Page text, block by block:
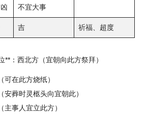
不宜大事
吉 祈福、超度
**：西北方（宜朝向此方祭拜）
可在此方烧纸）
安葬时灵柩头向宜朝此）
主事人宜立此方）